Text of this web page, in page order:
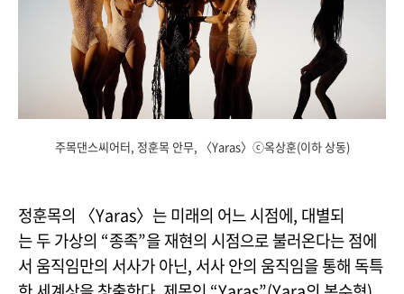
주목댄스씨어터, 정훈목 안무, 〈Yaras〉ⓒ옥상훈(이하 상동)
정훈목의 〈Yaras〉는 미래의 어느 시점에, 대별되
는 두 가상의 “종족”을 재현의 시점으로 불러온다는 점에
서 움직임만의 서사가 아닌, 서사 안의 움직임을 통해 독특